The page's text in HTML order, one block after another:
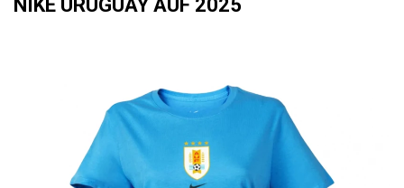
NIKE URUGUAY AUF 2025